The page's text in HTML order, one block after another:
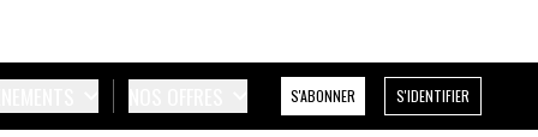
S'ABONNER S'IDENTIFIER